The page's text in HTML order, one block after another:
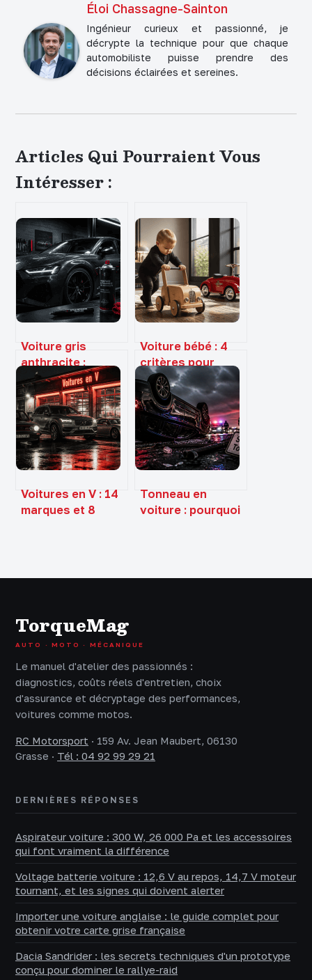
Éloi Chassagne-Sainton
Ingénieur curieux et passionné, je
décrypte la technique pour que chaque
automobiliste puisse prendre des
décisions éclairées et sereines.
Articles Qui Pourraient Vous
Intéresser :
Voiture gris
anthracite :
choisir, entretenir
et sublimer la
teinte de
référence
Voiture bébé : 4
critères pour
choisir le bon
modèle et
sécuriser ses
premiers
déplacements
Voitures en V : 14
marques et 8
Tonneau en
voiture : pourquoi
TorqueMag
AUTO · MOTO · MÉCANIQUE
Le manuel d'atelier des passionnés :
diagnostics, coûts réels d'entretien, choix
d'assurance et décryptage des performances,
voitures comme motos.
RC Motorsport · 159 Av. Jean Maubert, 06130
Grasse · Tél : 04 92 99 29 21
DERNIÈRES RÉPONSES
Aspirateur voiture : 300 W, 26 000 Pa et les accessoires
qui font vraiment la différence
Voltage batterie voiture : 12,6 V au repos, 14,7 V moteur
tournant, et les signes qui doivent alerter
Importer une voiture anglaise : le guide complet pour
obtenir votre carte grise française
Dacia Sandrider : les secrets techniques d'un prototype
conçu pour dominer le rallye-raid